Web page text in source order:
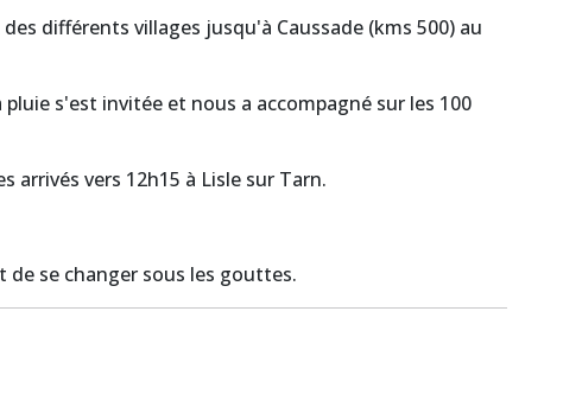
différents villages jusqu'à Caussade (kms 500) au
s'est invitée et nous a accompagné sur les 100
arrivés vers 12h15 à Lisle sur Tarn.
se changer sous les gouttes.